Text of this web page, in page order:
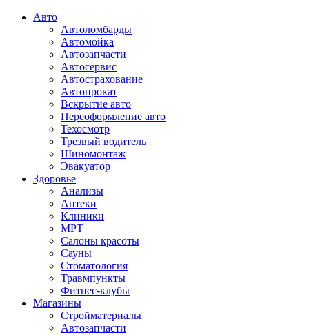
Авто
Автоломбарды
Автомойка
Автозапчасти
Автосервис
Автострахование
Автопрокат
Вскрытие авто
Переоформление авто
Техосмотр
Трезвый водитель
Шиномонтаж
Эвакуатор
Здоровье
Анализы
Аптеки
Клиники
МРТ
Салоны красоты
Сауны
Стоматология
Травмпункты
Фитнес-клубы
Магазины
Стройматериалы
Автозапчасти